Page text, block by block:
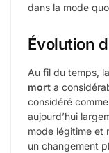
dans la mode
Évolution
Au fil du temps,
mort a
considéré
aujourd’hui
mode légitime et
un changement